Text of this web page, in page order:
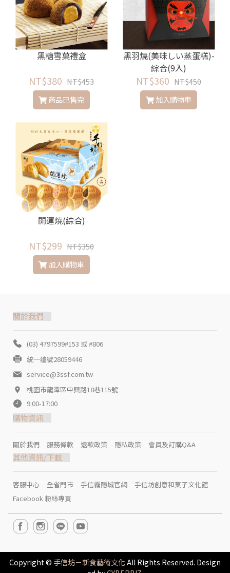
黑糖雪菓禮盒
NT$380 NT$453
商品已售完
黑羽燒(美味しい蒸蛋糕)-
綜合(9入)
NT$360 NT$450
加入購物車
開運燒(綜合)
NT$299 NT$350
加入購物車
關於我們
(03) 4797599#153 或 #806
統一编號28059446
service@3ssf.com.tw
桃園市龍潭區中興路18巷115號
9:00-17:00
購物資訊
關於我們 服務條款 退款政策 隱私政策 會員及訂購Q&A
其他資訊/下載
客服中心 全省門市 手信霧隱城官網
手信坊創意和菓子文化館
Facebook 粉絲專頁
Copyright © 手信坊－新食藝術文化 All Rights Reserved. Design